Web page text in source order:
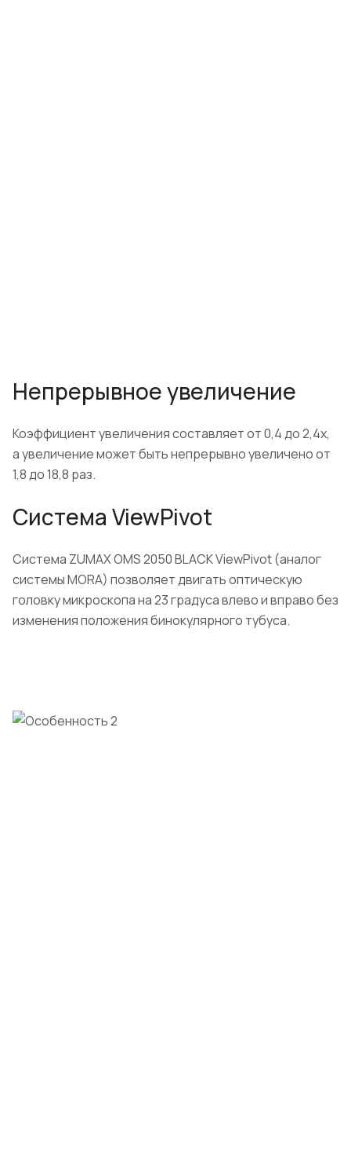
Непрерывное увеличение
Коэффициент увеличения составляет от 0,4 до 2,4x,
а увеличение может быть непрерывно увеличено от
1,8 до 18,8 раз.
Система ViewPivot
Система ZUMAX OMS 2050 BLACK ViewPivot (аналог
системы MORA) позволяет двигать оптическую
головку микроскопа на 23 градуса влево и вправо без
изменения положения бинокулярного тубуса.